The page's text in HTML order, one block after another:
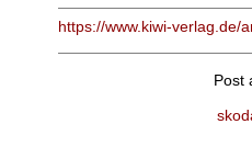
https://www.kiwi-verlag.de/
Post